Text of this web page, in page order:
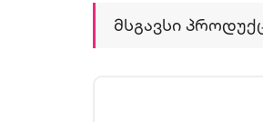
Მსგავსი